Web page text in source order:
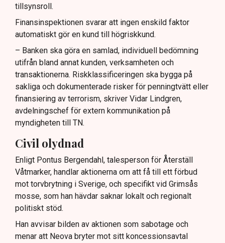
tillsynsroll.
Finansinspektionen svarar att ingen enskild faktor
automatiskt gör en kund till högriskkund.
– Banken ska göra en samlad, individuell bedömning
utifrån bland annat kunden, verksamheten och
transaktionerna. Riskklassificeringen ska bygga på
sakliga och dokumenterade risker för penningtvätt eller
finansiering av terrorism, skriver Vidar Lindgren,
avdelningschef för extern kommunikation på
myndigheten till TN.
Civil olydnad
Enligt Pontus Bergendahl, talesperson för Återställ
Våtmarker, handlar aktionerna om att få till ett förbud
mot torvbrytning i Sverige, och specifikt vid Grimsås
mosse, som han hävdar saknar lokalt och regionalt
politiskt stöd.
Han avvisar bilden av aktionen som sabotage och
menar att Neova bryter mot sitt koncessionsavtal